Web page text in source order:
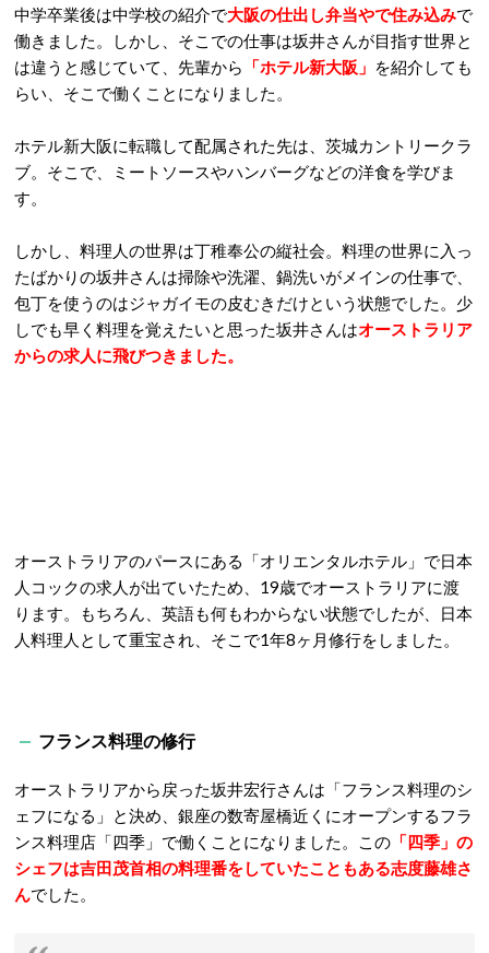
中学卒業後は中学校の紹介で大阪の仕出し弁当やで住み込みで
働きました。しかし、そこでの仕事は坂井さんが目指す世界と
は違うと感じていて、先輩から
「ホテル新大阪」 を紹介しても
らい、そこで働くことになりました。
ホテル新大阪に転職して配属された先は、茨城カントリークラ
ブ。そこで、ミートソースやハンバーグなどの洋食を学びま
す。
しかし、料理人の世界は丁稚奉公の縦社会。料理の世界に入っ
たばかりの坂井さんは掃除や洗濯、鍋洗いがメインの仕事で、
包丁を使うのはジャガイモの皮むきだけという状態でした。少
しでも早く料理を覚えたいと思った坂井さんはオーストラリア
からの求人に飛びつきました。
オーストラリアのパースにある「オリエンタルホテル」で日本
人コックの求人が出ていたため、19歳でオーストラリアに渡
ります。もちろん、英語も何もわからない状態でしたが、日本
人料理人として重宝され、そこで1年8ヶ月修行をしました。
フランス料理の修行
オーストラリアから戻った坂井宏行さんは「フランス料理のシ
ェフになる」と決め、銀座の数寄屋橋近くにオープンするフラ
ンス料理店「四季」で働くことになりました。この 「四季」の
シェフは吉田茂首相の料理番をしていたこともある志度藤雄さ
んでした。